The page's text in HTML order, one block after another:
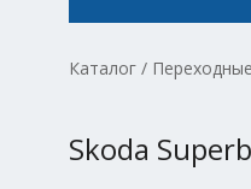
Каталог /
Skoda